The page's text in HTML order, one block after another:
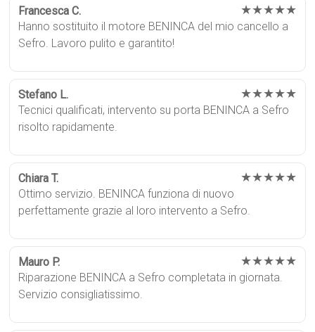
Francesca C. ★★★★★
Hanno sostituito il motore BENINCA del mio cancello a
Sefro. Lavoro pulito e garantito!
Stefano L. ★★★★★
Tecnici qualificati, intervento su porta BENINCA a Sefro
risolto rapidamente.
Chiara T. ★★★★★
Ottimo servizio. BENINCA funziona di nuovo
perfettamente grazie al loro intervento a Sefro.
Mauro P. ★★★★★
Riparazione BENINCA a Sefro completata in giornata.
Servizio consigliatissimo.